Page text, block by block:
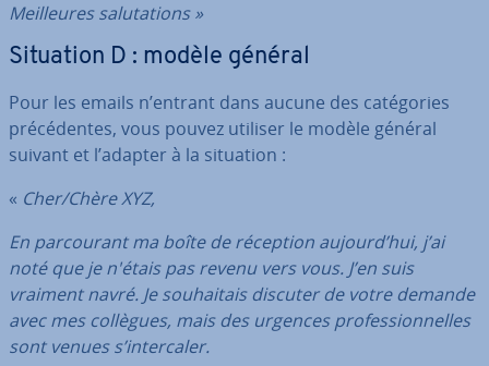
Meil­leures sa­lu­ta­tions »
Situation D : modèle général
Pour les emails n’entrant dans aucune des ca­té­go­ries
pré­cé­dentes, vous pouvez utiliser le modèle général
suivant et l’adapter à la situation :
« Cher/Chère XYZ,
En par­cou­rant ma boîte de réception aujourd’hui, j’ai
noté que je n'étais pas revenu vers vous. J’en suis
vraiment navré. Je sou­hai­tais discuter de votre demande
avec mes collègues, mais des urgences pro­fes­sion­nelles
sont venues s’in­ter­ca­ler.